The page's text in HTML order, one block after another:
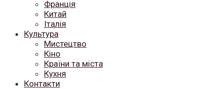
Франція
Китай
Італія
Культура
Мистецтво
Кіно
Країни та міста
Кухня
Контакти